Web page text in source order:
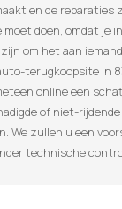
en de reparaties
doen, omdat je
om het aan
terugkoopsite in
online een
of niet-
We zullen u een
technische